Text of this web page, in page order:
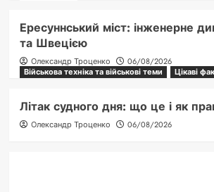
Ересуннський міст: інженерне
та Швецією
Олександр Троценко
06/08/2026
Військова техніка та військові теми
Цікаві
Літак судного дня: що це і як
Олександр Троценко 06/08/2026